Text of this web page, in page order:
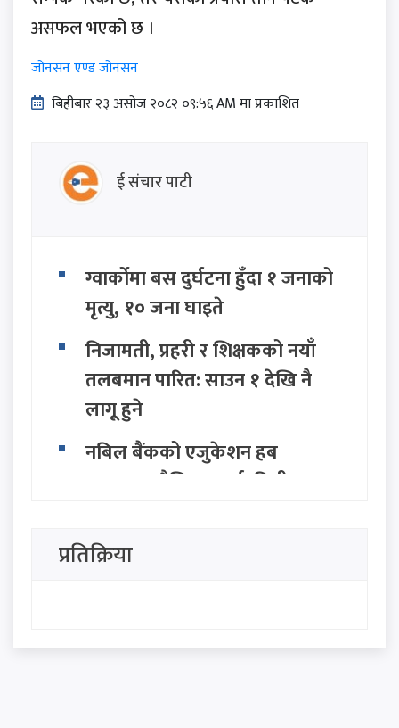
असफल भएको छ ।
जोनसन एण्ड जोनसन
बिहीबार २३ असोज २०८२ ०९:५६ AM मा प्रकाशित
ई संचार पाटी
ग्वार्कोमा बस दुर्घटना हुँदा १ जनाको
मृत्यु, १० जना घाइते
निजामती, प्रहरी र शिक्षकको नयाँ
तलबमान पारित: साउन १ देखि नै
लागू हुने
नबिल बैंकको एजुकेशन हब
उद्घाटन, शैक्षिक कर्जा, वित्तीय
उपलब्ध हुने
दाबी इरानद्वारा खारेज
प्रतिक्रिया